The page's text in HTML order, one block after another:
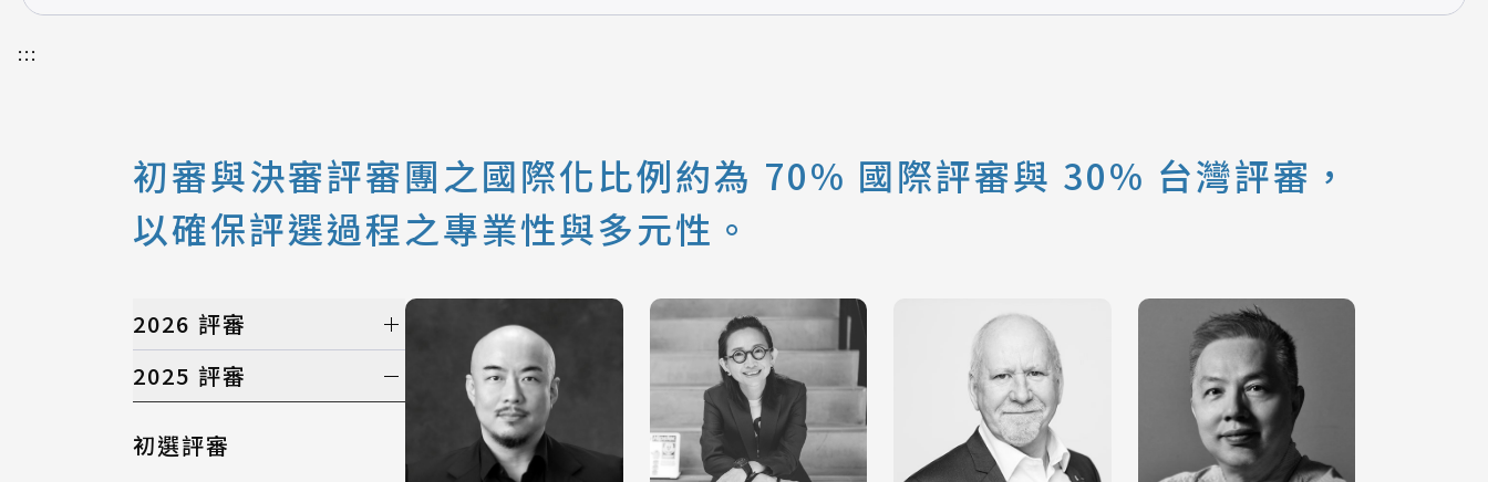
:::
初審與決審評審團之國際化比例約為 70% 國際評審與 30% 台灣評審，
以確保評選過程之專業性與多元性。
2026 評審
初選評審
所有類別
產品設計類
2025 評審
初選評審